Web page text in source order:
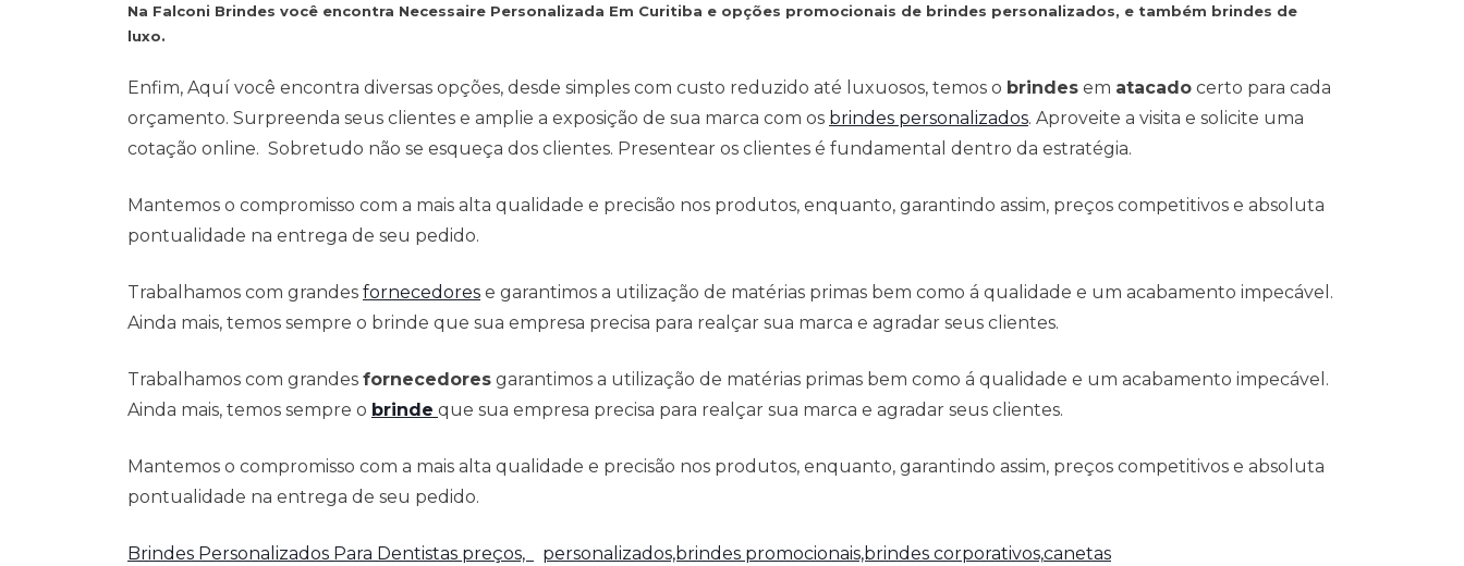
Na Falconi Brindes você encontra Necessaire Personalizada Em Curitiba e opções promocionais de brindes personalizados, e também brindes de
luxo.
Enfim, Aquí você encontra diversas opções, desde simples com custo reduzido até luxuosos, temos o brindes em atacado certo para cada
orçamento. Surpreenda seus clientes e amplie a exposição de sua marca com os brindes personalizados. Aproveite a visita e solicite uma
cotação online. Sobretudo não se esqueça dos clientes. Presentear os clientes é fundamental dentro da estratégia.
Mantemos o compromisso com a mais alta qualidade e precisão nos produtos, enquanto, garantindo assim, preços competitivos e absoluta
pontualidade na entrega de seu pedido.
Trabalhamos com grandes fornecedores e garantimos a utilização de matérias primas bem como á qualidade e um acabamento impecável.
Ainda mais, temos sempre o brinde que sua empresa precisa para realçar sua marca e agradar seus clientes.
Trabalhamos com grandes fornecedores garantimos a utilização de matérias primas bem como á qualidade e um acabamento impecável.
Ainda mais, temos sempre o brinde que sua empresa precisa para realçar sua marca e agradar seus clientes.
Mantemos o compromisso com a mais alta qualidade e precisão nos produtos, enquanto, garantindo assim, preços competitivos e absoluta
pontualidade na entrega de seu pedido.
Brindes Personalizados Para Dentistas preços, personalizados,brindes promocionais,brindes corporativos,canetas